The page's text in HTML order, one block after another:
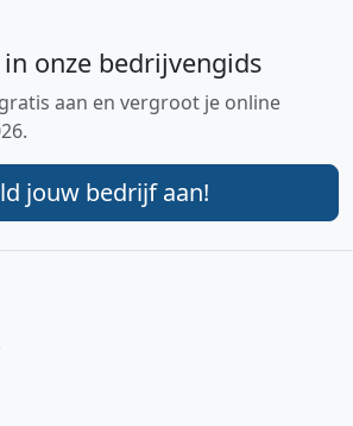
onze bedrijvengids
aan en vergroot je online
jouw bedrijf aan!